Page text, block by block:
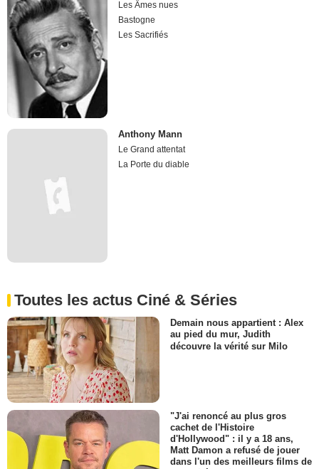
Les Âmes nues
Bastogne
Les Sacrifiés
Anthony Mann
Le Grand attentat
La Porte du diable
Toutes les actus Ciné & Séries
Demain nous appartient : Alex
au pied du mur, Judith
découvre la vérité sur Milo
"J'ai renoncé au plus gros
cachet de l'Histoire
d'Hollywood" : il y a 18 ans,
Matt Damon a refusé de jouer
dans l'un des meilleurs films de